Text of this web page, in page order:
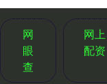
网
眼
查
网上
配资